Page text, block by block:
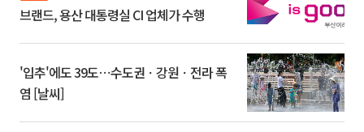
브랜드, 용산 대통령실 CI 업체가 수행
'입추'에도 39도⋯수도권ㆍ강원ㆍ전라 폭
염 [날씨]